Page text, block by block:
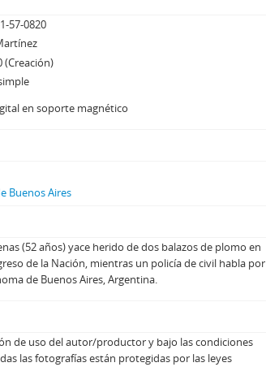
57-0820
(Creación)
en soporte magnético
Buenos Aires
(52 años) yace herido de dos balazos de plomo en
de la Nación, mientras un policía de civil habla por
de Buenos Aires, Argentina.
de uso del autor/productor y bajo las condiciones
las fotografías están protegidas por las leyes